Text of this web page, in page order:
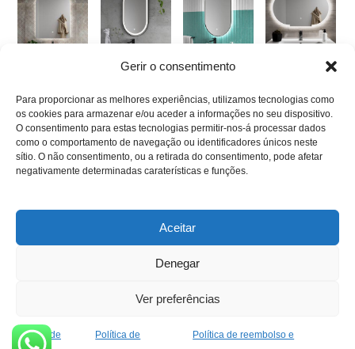
Gerir o consentimento
Para proporcionar as melhores experiências, utilizamos tecnologias como
os cookies para armazenar e/ou aceder a informações no seu dispositivo.
O consentimento para estas tecnologias permitir-nos-á processar dados
como o comportamento de navegação ou identificadores únicos neste
sítio. O não consentimento, ou a retirada do consentimento, pode afetar
negativamente determinadas caraterísticas e funções.
Aceitar
Denegar
Ver preferências
Política de Política de Política de reembolso e
LED ZUGO
184,50€ –
282,90€
269,74€ –
416,53€
VER
244,65€ –
414,02€
VER
Espelho LED
159,58€ –
322,43€
Política de Privacidade